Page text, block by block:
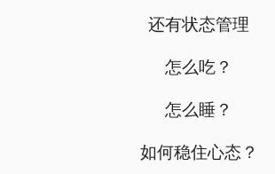
还有状态管理
怎么吃？
怎么睡？
如何稳住心态？